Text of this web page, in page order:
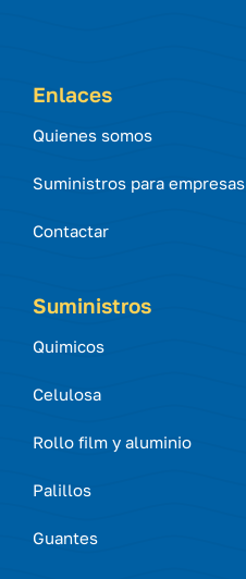
Enlaces
Quienes somos
Suministros para empresas
Contactar
Suministros
Quimicos
Celulosa
Rollo film y aluminio
Palillos
Guantes